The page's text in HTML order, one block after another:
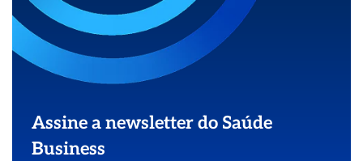
Assine a newsletter do Saúde
Business